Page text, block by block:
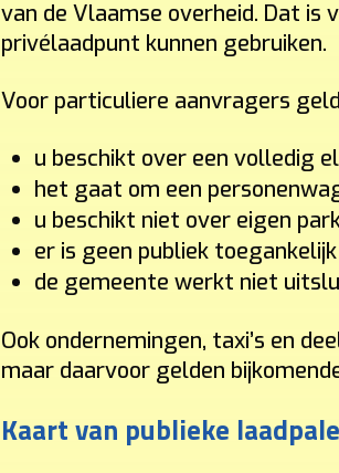
van de Vlaamse overheid. Dat is
privélaadpunt kunnen gebruiken.
Voor particuliere aanvragers
u beschikt over een volledig
het gaat om een
u beschikt niet over eigen
er is geen publiek
de gemeente werkt niet
Ook ondernemingen, taxi’s en
maar daarvoor gelden
Kaart van publieke